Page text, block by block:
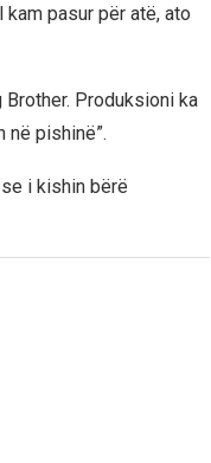
pasur për atë, ato
Brother. Produksioni ka
në pishinë”.
i kishin bërë